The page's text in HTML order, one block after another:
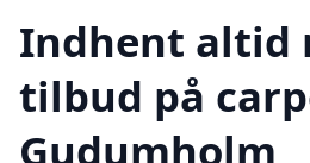
Indhent altid
tilbud på
Gudumholm